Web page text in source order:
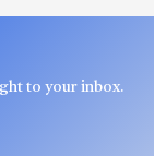
to your inbox.